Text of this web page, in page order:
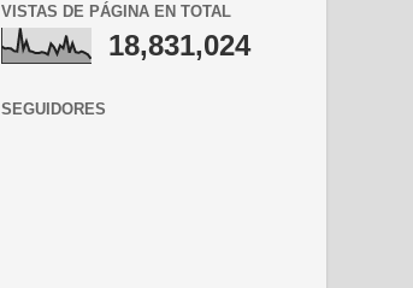
VISTAS DE PÁGINA EN TOTAL
18,831,024
SEGUIDORES